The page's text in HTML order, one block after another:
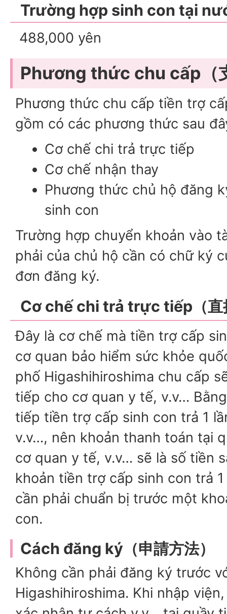
Trường hợp sinh con tại
488,000 yên
Phương thức chu cấp（
Phương thức chu cấp tiền trợ
gồm có các phương thức sau
Cơ chế chi trả trực tiếp
Cơ chế nhận thay
Phương thức chủ hộ đăng
sinh con
Trường hợp chuyển khoản vào
phải của chủ hộ cần có chữ ký
đơn đăng ký.
Cơ chế chi trả trực tiếp（直
Đây là cơ chế mà tiền trợ cấp
cơ quan bảo hiểm sức khỏe
phố Higashihiroshima chu cấp
tiếp cho cơ quan y tế, v.v…
tiếp tiền trợ cấp sinh con trả 1
v.v…, nên khoản thanh toán tại
cơ quan y tế, v.v… sẽ là số tiền
khoản tiền trợ cấp sinh con trả
cần phải chuẩn bị trước một
con.
Cách đăng ký（申請方法）
Không cần phải đăng ký trước
Higashihiroshima. Khi nhập